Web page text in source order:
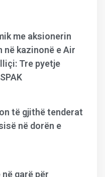
me aksionerin
në kazinonë e Air
Tre pyetje
të gjithë tenderat
në dorën e
garë për